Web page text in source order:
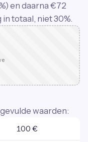
en daarna €72
totaal, niet 30%.
waarden:
100 €